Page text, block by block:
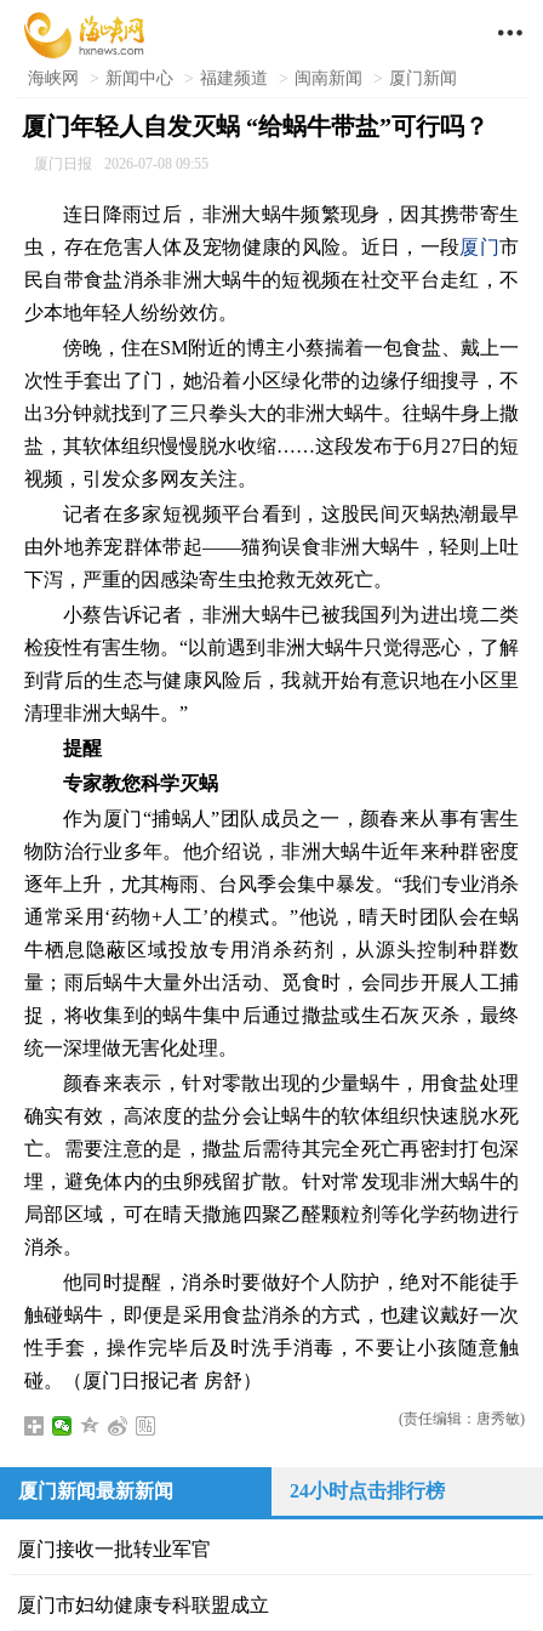

海峡网 > 新闻中心 > 福建频道 > 闽南新闻 > 厦门新闻
厦门年轻人自发灭蜗 “给蜗牛带盐”可行吗？
厦门日报 2026-07-08 09:55
连日降雨过后，非洲大蜗牛频繁现身，因其携带寄生
虫，存在危害人体及宠物健康的风险。近日，一段厦门市
民自带食盐消杀非洲大蜗牛的短视频在社交平台走红，不
少本地年轻人纷纷效仿。
傍晚，住在SM附近的博主小蔡揣着一包食盐、戴上一
次性手套出了门，她沿着小区绿化带的边缘仔细搜寻，不
出3分钟就找到了三只拳头大的非洲大蜗牛。往蜗牛身上撒
盐，其软体组织慢慢脱水收缩……这段发布于6月27日的短
视频，引发众多网友关注。
记者在多家短视频平台看到，这股民间灭蜗热潮最早
由外地养宠群体带起——猫狗误食非洲大蜗牛，轻则上吐
下泻，严重的因感染寄生虫抢救无效死亡。
小蔡告诉记者，非洲大蜗牛已被我国列为进出境二类
检疫性有害生物。“以前遇到非洲大蜗牛只觉得恶心，了解
到背后的生态与健康风险后，我就开始有意识地在小区里
清理非洲大蜗牛。”
提醒
专家教您科学灭蜗
作为厦门“捕蜗人”团队成员之一，颜春来从事有害生
物防治行业多年。他介绍说，非洲大蜗牛近年来种群密度
逐年上升，尤其梅雨、台风季会集中暴发。“我们专业消杀
通常采用‘药物+人工’的模式。”他说，晴天时团队会在蜗
牛栖息隐蔽区域投放专用消杀药剂，从源头控制种群数
量；雨后蜗牛大量外出活动、觅食时，会同步开展人工捕
捉，将收集到的蜗牛集中后通过撒盐或生石灰灭杀，最终
统一深埋做无害化处理。
颜春来表示，针对零散出现的少量蜗牛，用食盐处理
确实有效，高浓度的盐分会让蜗牛的软体组织快速脱水死
亡。需要注意的是，撒盐后需待其完全死亡再密封打包深
埋，避免体内的虫卵残留扩散。针对常发现非洲大蜗牛的
局部区域，可在晴天撒施四聚乙醛颗粒剂等化学药物进行
消杀。
他同时提醒，消杀时要做好个人防护，绝对不能徒手
触碰蜗牛，即便是采用食盐消杀的方式，也建议戴好一次
性手套，操作完毕后及时洗手消毒，不要让小孩随意触
碰。（厦门日报记者 房舒）
(责任编辑：唐秀敏)
厦门新闻最新新闻 24小时点击排行榜
厦门接收一批转业军官
厦门市妇幼健康专科联盟成立